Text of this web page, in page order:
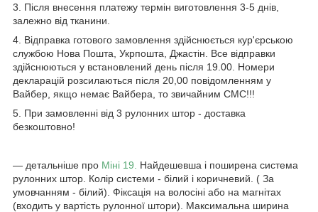
3. Після внесення платежу термін виготовлення 3-5 днів,
залежно від тканини.
4. Відправка готового замовлення здійснюється кур'єрською
службою Нова Пошта, Укрпошта, Джастін. Все відправки
здійснюються у встановлений день після 19.00. Номери
декларацій розсилаються після 20,00 повідомленням у
Вайбер, якщо немає Вайбера, то звичайним СМС!!!
5. При замовленні від 3 рулонних штор - доставка
безкоштовно!
― детальніше про Міні 19. Найдешевша і поширена система
рулонних штор. Колір системи - білий і коричневий. ( За
умовчанням - білий). Фіксація на волосіні або на магнітах
(входить у вартість рулонної штори). Максимальна ширина